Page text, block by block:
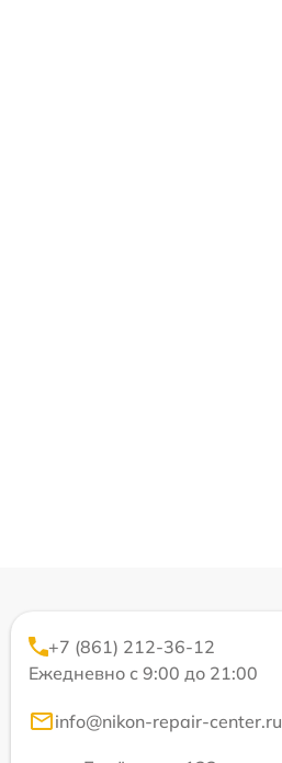
+7 (861) 212-36-12
Ежедневно с 9:00 до 21:00
info@nikon-repair-center.ru